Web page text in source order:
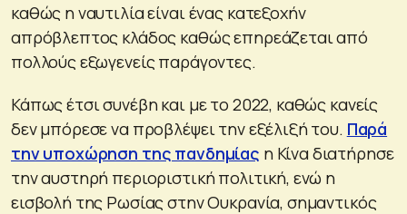
καθώς η ναυτιλία είναι ένας κατεξοχήν
απρόβλεπτος κλάδος καθώς επηρεάζεται από
πολλούς εξωγενείς παράγοντες.
Κάπως έτσι συνέβη και με το 2022, καθώς κανείς
δεν μπόρεσε να προβλέψει την εξέλιξή του. Παρά
την υποχώρηση της πανδημίας η Κίνα διατήρησε
την αυστηρή περιοριστική πολιτική, ενώ η
εισβολή της Ρωσίας στην Ουκρανία, σημαντικός